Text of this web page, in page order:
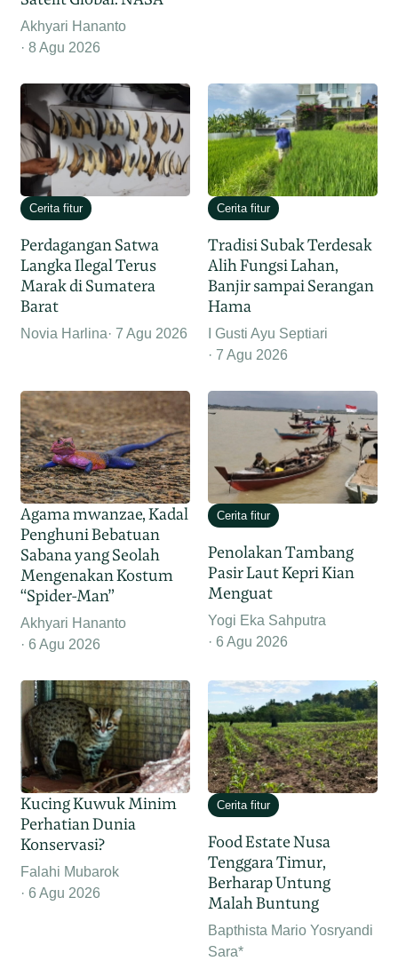
Akhyari Hananto
8 Agu 2026
Cerita fitur
Perdagangan Satwa
Langka Ilegal Terus
Marak di Sumatera
Barat
Novia Harlina 7 Agu 2026
Cerita fitur
Tradisi Subak Terdesak
Alih Fungsi Lahan,
Banjir sampai Serangan
Hama
I Gusti Ayu Septiari
7 Agu 2026
Agama mwanzae, Kadal
Penghuni Bebatuan
Sabana yang Seolah
Mengenakan Kostum
“Spider-Man”
Akhyari Hananto
6 Agu 2026
Cerita fitur
Penolakan Tambang
Pasir Laut Kepri Kian
Menguat
Yogi Eka Sahputra
6 Agu 2026
Kucing Kuwuk Minim
Perhatian Dunia
Konservasi?
Falahi Mubarok
6 Agu 2026
Cerita fitur
Food Estate Nusa
Tenggara Timur,
Berharap Untung
Malah Buntung
Bapthista Mario Yosryandi
Sara*